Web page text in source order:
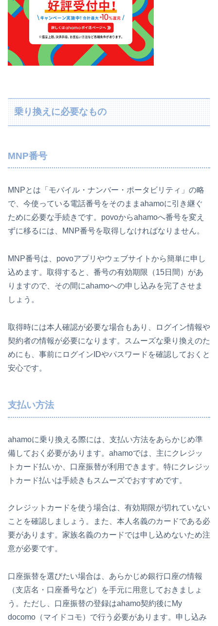
乗り換えに必要なもの
MNP番号
MNPとは「モバイル・ナンバー・ポータビリティ」の略
で、今使っている電話番号をそのままahamoに引き継ぐ
ために必要な手続きです。povoからahamoへ番号を変え
ずに移るには、MNP番号を取得しなければなりません。
MNP番号は、povoアプリやウェブサイトから簡単に申し
込めます。取得すると、番号の有効期限（15日間）があ
りますので、その間にahamoへの申し込みを完了させま
しょう。
取得時には本人確認が必要な場合もあり、ログイン情報や
契約者の情報が必要になります。スムーズな乗り換えのた
めにも、事前にログインIDやパスワードを確認しておくと
安心です。
支払い方法
ahamoに乗り換える際には、支払い方法をあらかじめ準
備しておく必要があります。ahamoでは、主にクレジッ
トカード払いか、口座振替が利用できます。特にクレジッ
トカード払いは手続きもスムーズでおすすめです。
クレジットカードを使う場合は、有効期限が切れていない
ことを確認しましょう。また、本人名義のカードである必
要があります。家族名義のカードでは申し込めないため注
意が必要です。
口座振替を選びたい場合は、あらかじめ銀行口座の情報
（支店名・口座番号など）を手元に用意しておきましょ
う。ただし、口座振替の登録はahamo契約後にMy
docomo（マイドコモ）で行う必要があります。申し込み